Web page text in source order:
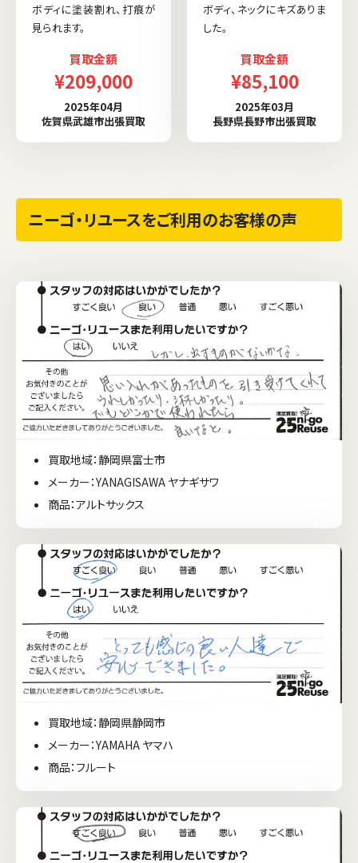
ボディに塗装割れ、打痕が
見られます。
買取金額
¥209,000
2025年04月
佐賀県武雄市出張買取
ボディ、ネックにキズありま
した。
買取金額
¥85,100
2025年03月
長野県長野市出張買取
ニーゴ・リユースをご利用のお客様の声
買取地域：静岡県富士市
メーカー：YANAGISAWA ヤナギサワ
商品：アルトサックス
買取地域：静岡県静岡市
メーカー：YAMAHA ヤマハ
商品：フルート